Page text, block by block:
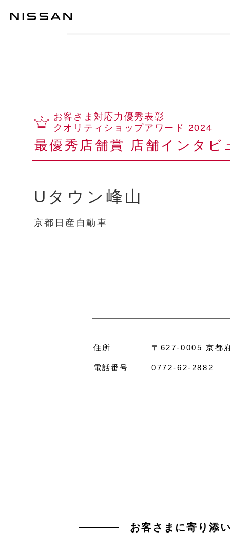
お客さま対応力優秀表彰
クオリティショップアワード 2024
最優秀店舗賞 店舗インタビ
Uタウン峰山
京都日産自動車
住所 〒627-0005 京都
電話番号 0772-62-2882
お客さまに寄り添